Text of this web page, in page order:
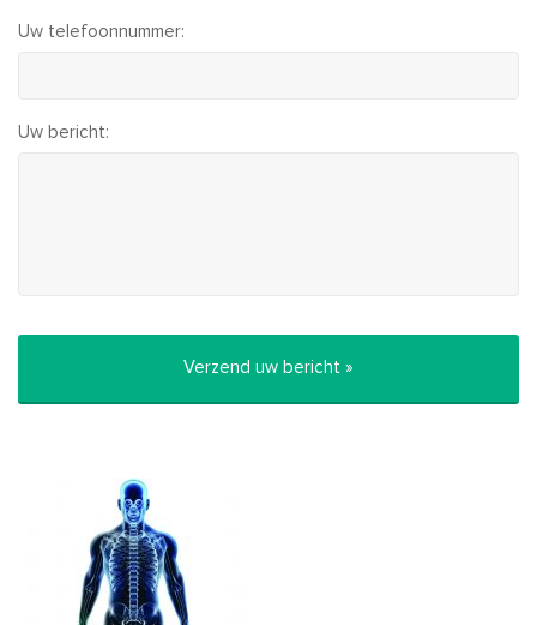
Uw telefoonnummer:
Uw bericht: